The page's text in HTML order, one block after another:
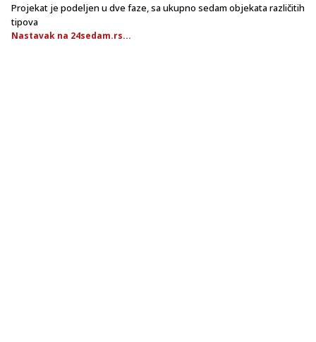
Projekat je podeljen u dve faze, sa ukupno sedam objekata različitih
tipova
Nastavak na 24sedam.rs...